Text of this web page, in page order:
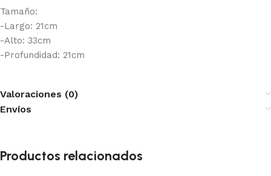
Tamaño:
-Largo: 21cm
-Alto: 33cm
-Profundidad: 21cm
Valoraciones (0)
Envíos
Productos relacionados